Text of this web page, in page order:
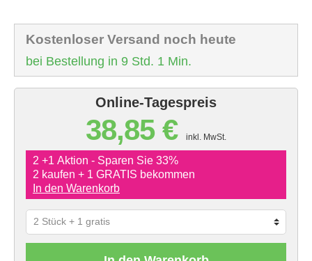
Kostenloser Versand noch heute
bei Bestellung in 9 Std. 1 Min.
Online-Tagespreis
38,85 € inkl. MwSt.
2 +1 Aktion - Sparen Sie 33%
2 kaufen + 1 GRATIS bekommen
In den Warenkorb